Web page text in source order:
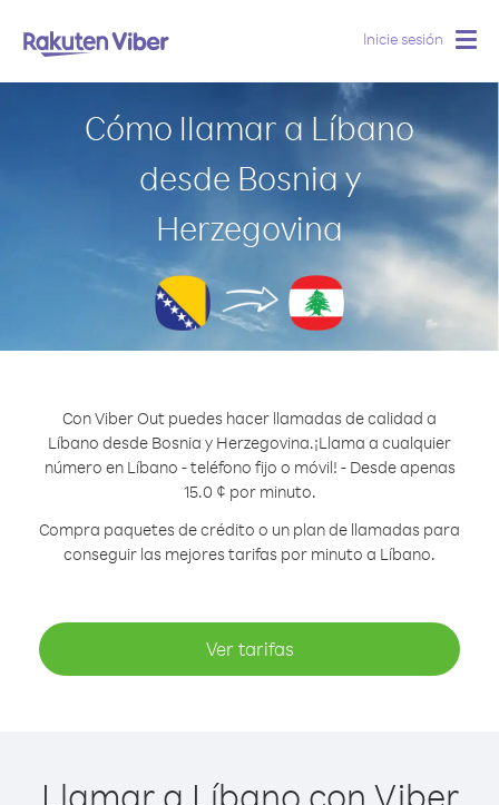
Inicie sesión
Cómo llamar a Líbano
desde Bosnia y
Herzegovina
Con Viber Out puedes hacer llamadas de calidad a
Líbano desde Bosnia y Herzegovina.¡Llama a cualquier
número en Líbano - teléfono fijo o móvil! - Desde apenas
15.0 ¢ por minuto.
Compra paquetes de crédito o un plan de llamadas para
conseguir las mejores tarifas por minuto a Líbano.
Ver tarifas
Llamar a Líbano con Viber